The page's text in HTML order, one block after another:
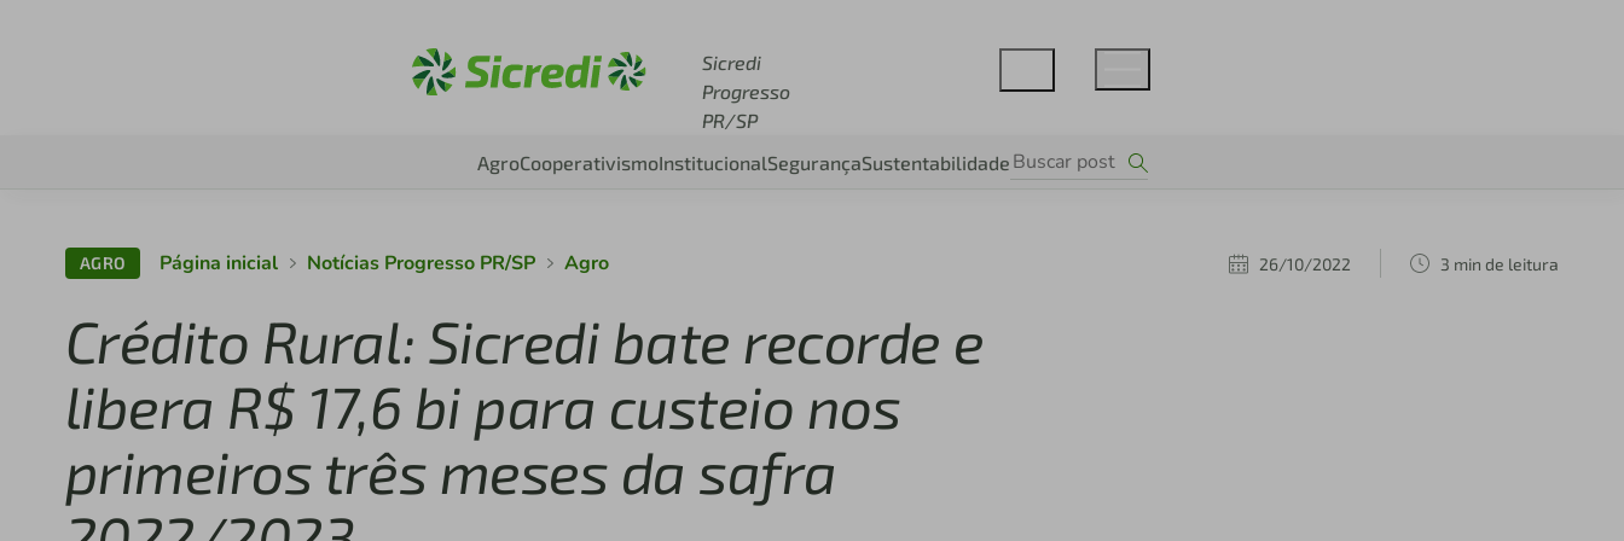
Sicredi
Progresso
PR/SP
AgroCooperativismoInstitucionalSegurançaSustentabilidade
AGRO Página inicial Notícias Progresso PR/SP Agro 26/10/2022 3 min de leitura
Crédito Rural: Sicredi bate recorde e
libera R$ 17,6 bi para custeio nos
primeiros três meses da safra